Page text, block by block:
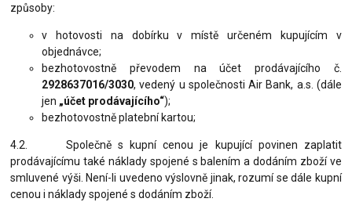
způsoby:
v hotovosti na dobírku v místě určeném kupujícím v
objednávce;
bezhotovostně převodem na účet prodávajícího č.
2928637016/3030, vedený u společnosti Air Bank, a.s. (dále
jen „účet prodávajícího“);
bezhotovostně platební kartou;
4.2. Společně s kupní cenou je kupující povinen zaplatit
prodávajícímu také náklady spojené s balením a dodáním zboží ve
smluvené výši. Není-li uvedeno výslovně jinak, rozumí se dále kupní
cenou i náklady spojené s dodáním zboží.